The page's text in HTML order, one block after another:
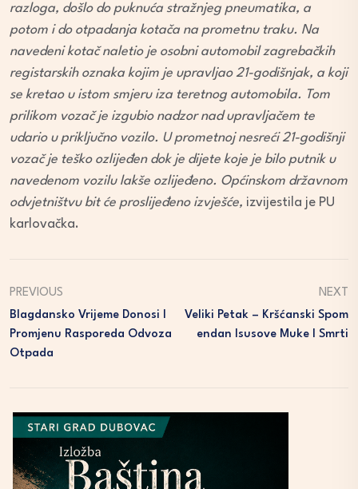
razloga, došlo do puknuća stražnjeg pneumatika, a
potom i do otpadanja kotača na prometnu traku. Na
navedeni kotač naletio je osobni automobil zagrebačkih
registarskih oznaka kojim je upravljao 21-godišnjak, a koji
se kretao u istom smjeru iza teretnog automobila. Tom
prilikom vozač je izgubio nadzor nad upravljačem te
udario u priključno vozilo. U prometnoj nesreći 21-godišnji
vozač je teško ozlijeđen dok je dijete koje je bilo putnik u
navedenom vozilu lakše ozlijeđeno. Općinskom državnom
odvjetništvu bit će proslijeđeno izvješće, izvijestila je PU
karlovačka.
PREVIOUS
Blagdansko Vrijeme Donosi I
Promjenu Rasporeda Odvoza
Otpada
NEXT
Veliki Petak – Kršćanski Spom
Endan Isusove Muke I Smrti